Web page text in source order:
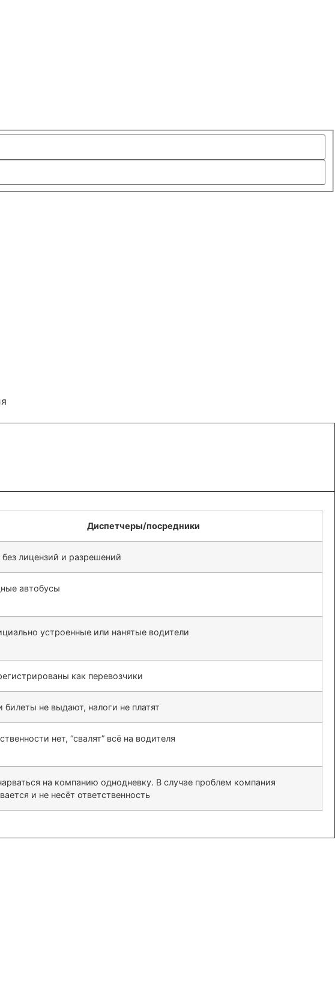
Диспетчеры/посредники
без лицензий и разрешений
автобусы
устроенные или нанятые водители
как перевозчики
билеты не выдают, налоги не платят
нет, “свалят” всё на водителя
на компанию однодневку. В случае проблем компания
и не несёт ответственность